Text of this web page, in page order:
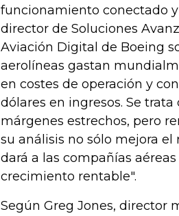
funcionamiento conectado
director de Soluciones
Aviación Digital de Boeing
aerolíneas gastan
en costes de operación y
dólares en ingresos. Se
márgenes estrechos, pero
su análisis no sólo mejora
dará a las compañías
crecimiento rentable".
Según Greg Jones, director